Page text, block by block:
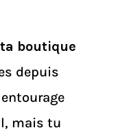
boutique
depuis
mais tu